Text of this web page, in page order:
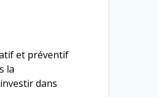
et préventif
la
dans